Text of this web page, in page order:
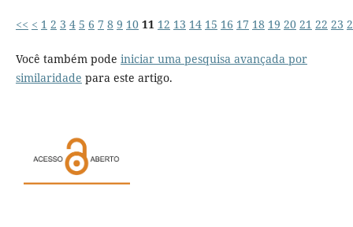
<< < 1 2 3 4 5 6 7 8 9 10 11 12 13 14 15 16 17 18 19 20 21 22 23
Você também pode iniciar uma pesquisa avançada por
similaridade para este artigo.